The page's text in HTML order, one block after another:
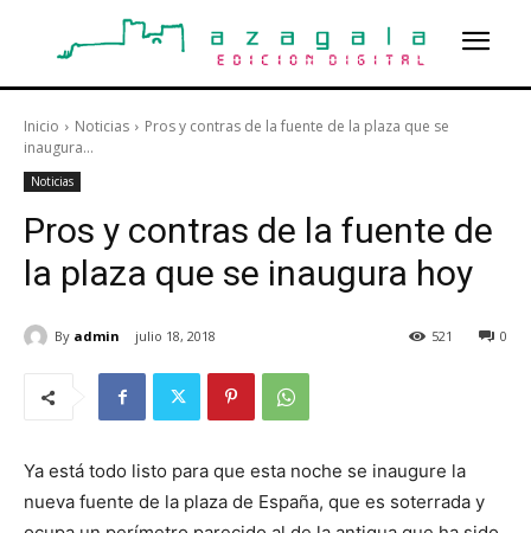
Inicio Noticias
Pros y contras de la fuente de la plaza que se
inaugura...
Noticias
Pros y contras de la fuente de
la plaza que se inaugura hoy
By admin julio 18, 2018 0
521
Ya está todo listo para que esta noche se inaugure la
nueva fuente de la plaza de España, que es soterrada y